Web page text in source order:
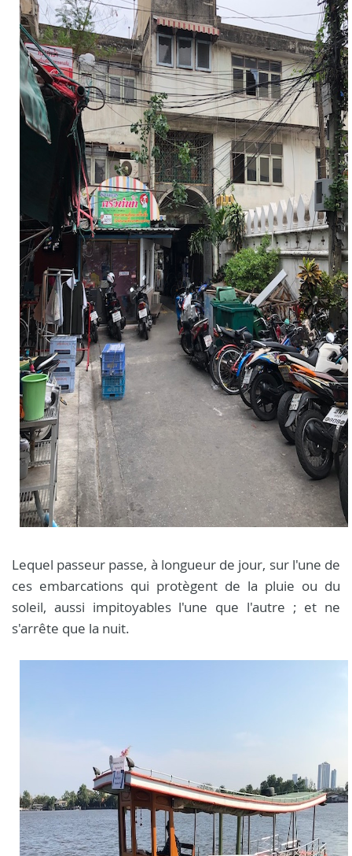
Lequel passeur passe, à longueur de jour, sur l'une de
ces embarcations qui protègent de la pluie ou du
soleil, aussi impitoyables l'une que l'autre ; et ne
s'arrête que la nuit.